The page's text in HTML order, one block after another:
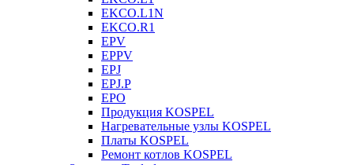
EKCO.L1N
EKCO.R1
EPV
EPPV
EPJ
EPJ.P
EPO
Продукция KOSPEL
Нагревательные узлы KOSPEL
Платы KOSPEL
Ремонт котлов KOSPEL